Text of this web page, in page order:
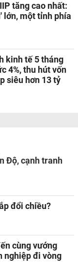
tăng cao nhất:
lớn, một tỉnh phía
kinh tế 5 tháng
4%, thu hút vốn
siêu hơn 13 tỷ
Độ, cạnh tranh
đổi chiều?
cùng vướng
nghiệp đi vòng